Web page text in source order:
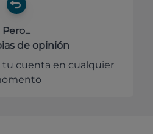
Pero...
de opinión
tu cuenta en cualquier